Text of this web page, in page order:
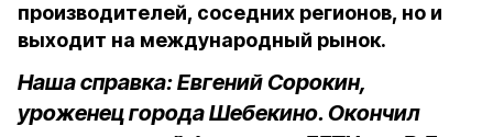
производителей, соседних регионов, но и
выходит на международный рынок.
Наша справка: Евгений Сорокин,
уроженец города Шебекино. Окончил